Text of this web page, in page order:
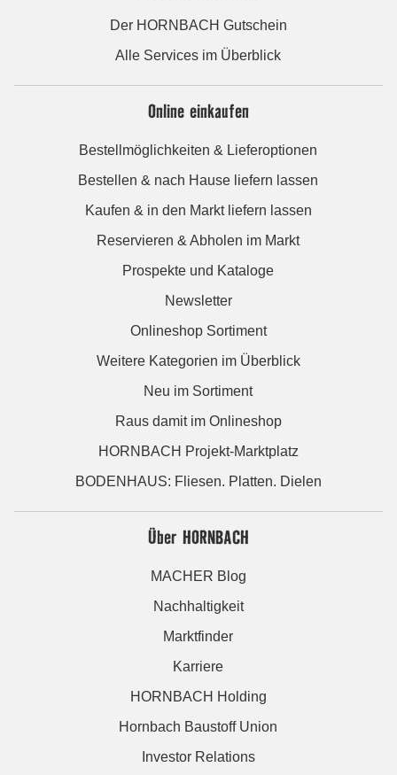
Der HORNBACH Gutschein
Alle Services im Überblick
Online einkaufen
Bestellmöglichkeiten & Lieferoptionen
Bestellen & nach Hause liefern lassen
Kaufen & in den Markt liefern lassen
Reservieren & Abholen im Markt
Prospekte und Kataloge
Newsletter
Onlineshop Sortiment
Weitere Kategorien im Überblick
Neu im Sortiment
Raus damit im Onlineshop
HORNBACH Projekt-Marktplatz
BODENHAUS: Fliesen. Platten. Dielen
Über HORNBACH
MACHER Blog
Nachhaltigkeit
Marktfinder
Karriere
HORNBACH Holding
Hornbach Baustoff Union
Investor Relations